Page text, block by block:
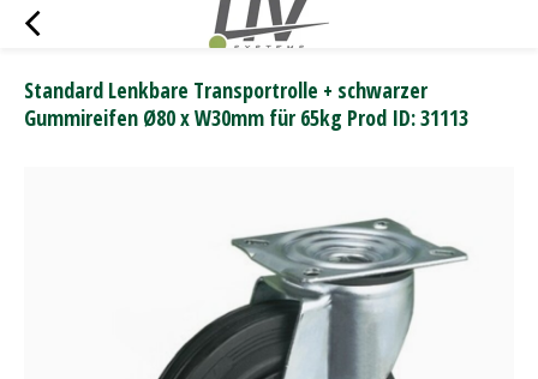
Standard Lenkbare Transportrolle + schwarzer
Gummireifen Ø80 x W30mm für 65kg Prod ID: 31113